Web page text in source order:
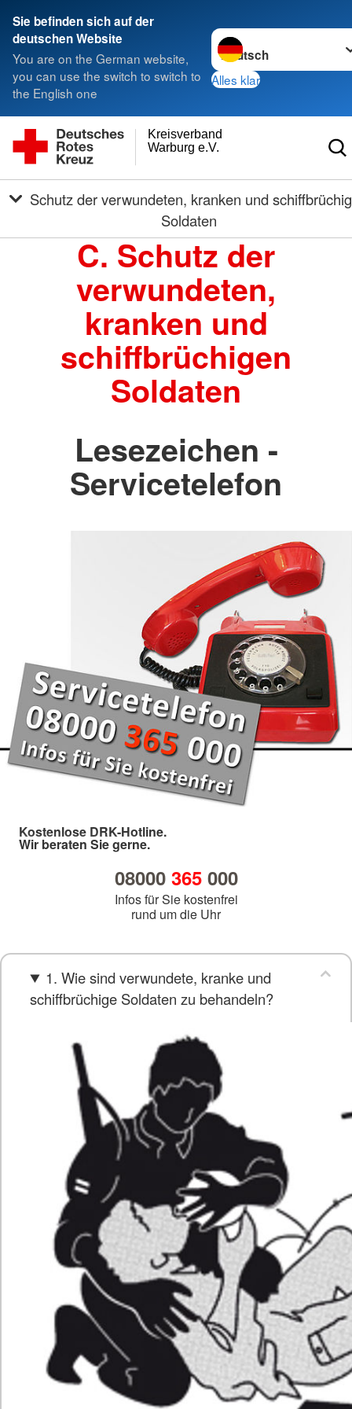
Sie befinden sich auf der
deutschen Website
You are on the German website,
you can use the switch to switch to
the English one
Sprache wechseln zu
Alles klar
Warburg e.V.
Kreisverband
Soldaten
C. Schutz der
verwundeten,
kranken und
schiffbrüchigen
Soldaten
Lesezeichen -
Servicetelefon
Kostenlose DRK-Hotline.
Wir beraten Sie gerne.
08000 365000
Infos für Sie kostenfrei
rund um die Uhr
1. Wie sind verwundete, kranke und
schiffbrüchige Soldaten zu behandeln?